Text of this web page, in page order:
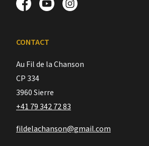
CONTACT
Au Fil de la Chanson
CP 334
3960 Sierre
+41 79 342 72 83
fildelachanson@gmail.com